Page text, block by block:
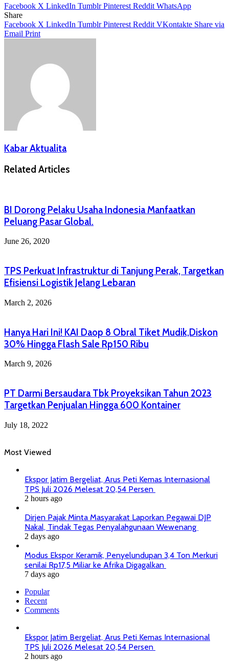
Facebook X LinkedIn Tumblr Pinterest Reddit WhatsApp
Share
Facebook X LinkedIn Tumblr Pinterest Reddit VKontakte Share via
Email Print
Kabar Aktualita
Related Articles
BI Dorong Pelaku Usaha Indonesia Manfaatkan
Peluang Pasar Global.
June 26, 2020
TPS Perkuat Infrastruktur di Tanjung Perak, Targetkan
Efisiensi Logistik Jelang Lebaran
March 2, 2026
Hanya Hari Ini! KAI Daop 8 Obral Tiket Mudik,Diskon
30% Hingga Flash Sale Rp150 Ribu
March 9, 2026
PT Darmi Bersaudara Tbk Proyeksikan Tahun 2023
Targetkan Penjualan Hingga 600 Kontainer
July 18, 2022
Most Viewed
Ekspor Jatim Bergeliat, Arus Peti Kemas Internasional
TPS Juli 2026 Melesat 20,54 Persen
2 hours ago
Dirjen Pajak Minta Masyarakat Laporkan Pegawai DJP
Nakal, Tindak Tegas Penyalahgunaan Wewenang
2 days ago
Modus Ekspor Keramik, Penyelundupan 3,4 Ton Merkuri
senilai Rp17,5 Miliar ke Afrika Digagalkan
7 days ago
Popular
Recent
Comments
Ekspor Jatim Bergeliat, Arus Peti Kemas Internasional
TPS Juli 2026 Melesat 20,54 Persen
2 hours ago